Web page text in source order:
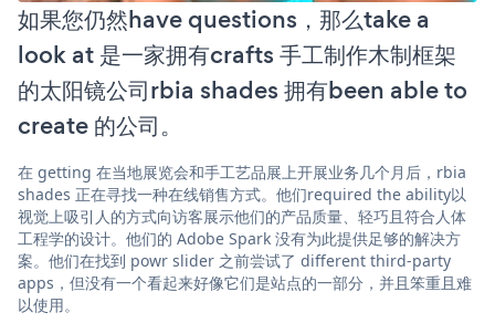
如果您仍然have questions，那么take a
look at 是一家拥有crafts 手工制作木制框架
的太阳镜公司rbia shades 拥有been able to
create 的公司。
在 getting 在当地展览会和手工艺品展上开展业务几个月后，rbia
shades 正在寻找一种在线销售方式。他们required the ability以
视觉上吸引人的方式向访客展示他们的产品质量、轻巧且符合人体
工程学的设计。他们的 Adobe Spark 没有为此提供足够的解决方
案。他们在找到 powr slider 之前尝试了 different third-party
apps，但没有一个看起来好像它们是站点的一部分，并且笨重且难
以使用。